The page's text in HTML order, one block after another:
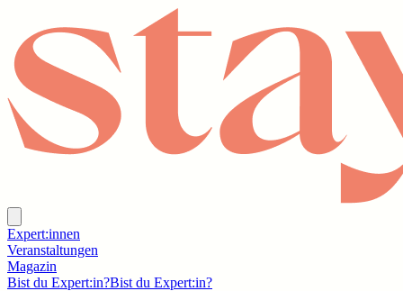
Expert:innen
Veranstaltungen
Magazin
Bist du Expert:in?Bist du Expert:in?